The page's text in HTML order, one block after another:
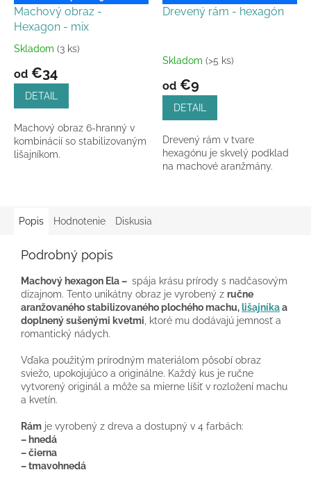
Machový obraz -
Hexagon - mix
Priemerné
produktu
5
hviezdičiek.
Skladom (3 ks)
od €34
DETAIL
Machový obraz 6-hranný v
kombinácií so stabilizovaným
lišajníkom.
Drevený rám - hexagón
Skladom (>5 ks)
od €9
DETAIL
Drevený rám v tvare
hexagónu je skvelý podklad
na machové aranžmány.
Popis Hodnotenie Diskusia
Podrobný popis
Machový hexagon Ela – spája krásu prírody s nadčasovým
dizajnom. Tento unikátny obraz je vyrobený z ručne
aranžovaného stabilizovaného plochého machu,lišajníkaa
doplnený sušenými kvetmi, ktoré mu dodávajú jemnosť a
romantický nádych.
Vďaka použitým prírodným materiálom pôsobí obraz
sviežo, upokojujúco a originálne. Každý kus je ručne
vytvorený originál a môže sa mierne líšiť v rozložení machu
a kvetín.
Rám je vyrobený z dreva a dostupný v 4 farbách:
– hnedá
– čierna
– tmavohnedá